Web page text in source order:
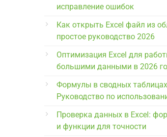
исправление ошибок
Как открыть Excel файл из
простое руководство 2026
Оптимизация Excel для
большими данными в 2026
Формулы в сводных
Руководство по
Проверка данных в Excel:
и функции для точности